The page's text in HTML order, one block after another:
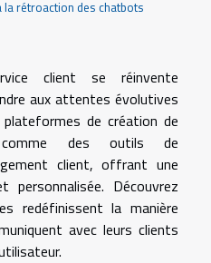
rétroaction des chatbots
client se réinvente
aux attentes évolutives
de création de
des outils de
client, offrant une
Découvrez
redéfinissent la manière
avec leurs clients